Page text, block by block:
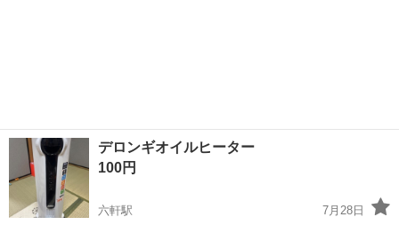
デロンギオイルヒーター
100円
六軒駅
7月28日